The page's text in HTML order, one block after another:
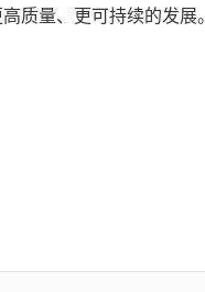
质量、更可持续的发展。